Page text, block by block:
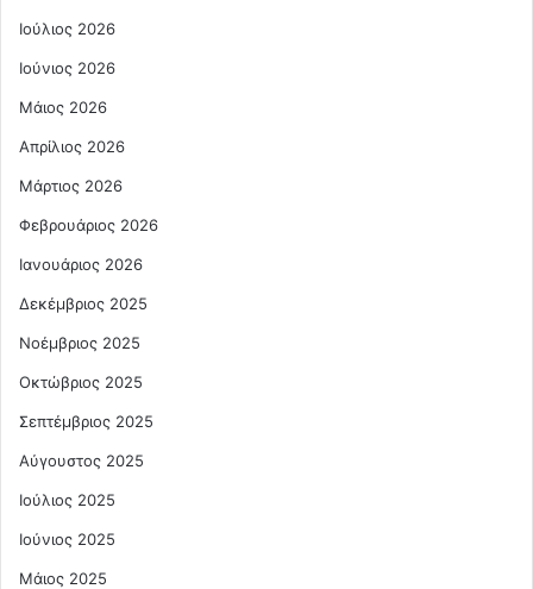
Ιούλιος 2026
Ιούνιος 2026
Μάιος 2026
Απρίλιος 2026
Μάρτιος 2026
Φεβρουάριος 2026
Ιανουάριος 2026
Δεκέμβριος 2025
Νοέμβριος 2025
Οκτώβριος 2025
Σεπτέμβριος 2025
Αύγουστος 2025
Ιούλιος 2025
Ιούνιος 2025
Μάιος 2025